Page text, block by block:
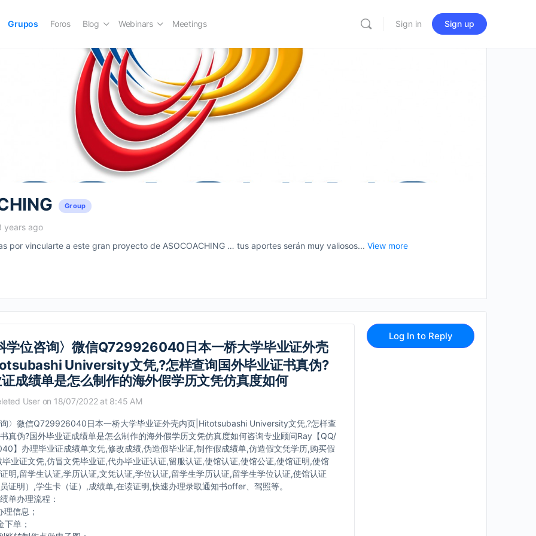
Grupos Foros Blog Webinars Meetings Sign in Sign up
Group
years ago
por vincularte a este gran proyecto de ASOCOACHING … tus aportes serán muy valiosos... View more
学位咨询〉微信Q729926040日本一桥大学毕业证外壳
University文凭,?怎样查询国外毕业证书真伪?
成绩单是怎么制作的海外假学历文凭仿真度如何
User on 18/07/2022 at 8:45 AM
〉微信Q729926040日本一桥大学毕业证外壳内页|Hitotsubashi University文凭,?怎样查
真伪?国外毕业证成绩单是怎么制作的海外假学历文凭仿真度如何咨询专业顾问Ray【QQ/
】办理毕业证成绩单文凭,修改成绩,伪造假毕业证,制作假成绩单,仿造假文凭学历,购买假
业证文凭,仿冒文凭毕业证,代办毕业证认证,留服认证,使馆认证,使馆公证,使馆证明,使馆
明,留学生认证,学历认证,文凭认证,学位认证,留学生学历认证,留学生学位认证,使馆认证
证明）,学生卡（证）,成绩单,在读证明,快速办理录取通知书offer、驾照等。
单办理流程：
信息；
下单；
Log In to Reply